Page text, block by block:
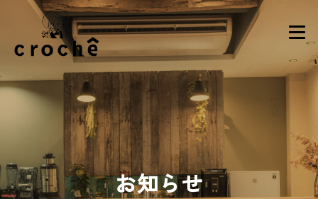
お知らせ